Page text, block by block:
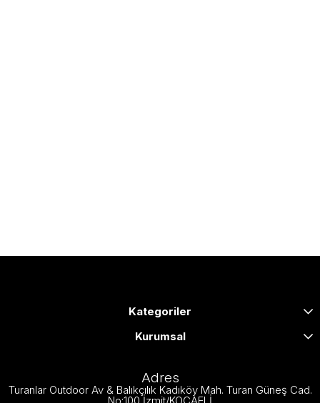
Kategoriler
Kurumsal
Adres
Turanlar Outdoor Av & Balıkçılık Kadıköy Mah. Turan Güneş Cad.